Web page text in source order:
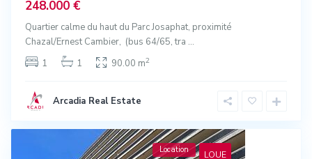
248.000 €
Quartier calme du haut du Parc Josaphat, proximité
Chazal/Ernest Cambier, (bus 64/65, tra ...
1
1 90.00 m2
Arcadia Real Estate
Location LOUE